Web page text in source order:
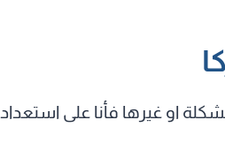
او غيرها فأنا على استعداد